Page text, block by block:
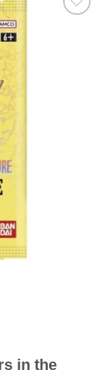
in the